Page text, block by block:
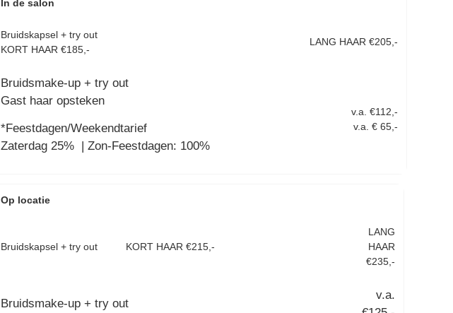
In de salon
Bruidskapsel + try out
KORT HAAR €185,-
LANG HAAR €205,-
Bruidsmake-up + try out
Gast haar opsteken
*Feestdagen/Weekendtarief
Zaterdag 25% | Zon-Feestdagen: 100%
v.a. €112,-
v.a. € 65,-
Op locatie
Bruidskapsel + try out KORT HAAR €215,-
LANG
HAAR
€235,-
Bruidsmake-up + try out
v.a.